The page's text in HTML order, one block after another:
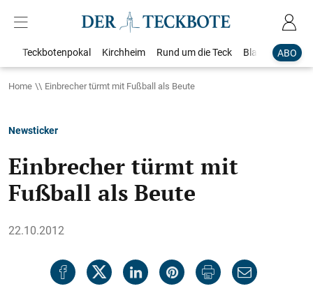
ABO
Teckbotenpokal Kirchheim Rund um die Teck Blaulicht
Home Einbrecher türmt mit Fußball als Beute
Newsticker
Einbrecher türmt mit
Fußball als Beute
22.10.2012